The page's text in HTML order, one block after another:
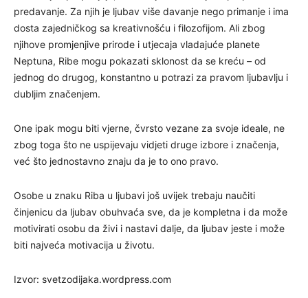
predavanje. Za njih je ljubav više davanje nego primanje i ima
dosta zajedničkog sa kreativnošću i filozofijom. Ali zbog
njihove promjenjive prirode i utjecaja vladajuće planete
Neptuna, Ribe mogu pokazati sklonost da se kreću – od
jednog do drugog, konstantno u potrazi za pravom ljubavlju i
dubljim značenjem.
One ipak mogu biti vjerne, čvrsto vezane za svoje ideale, ne
zbog toga što ne uspijevaju vidjeti druge izbore i značenja,
već što jednostavno znaju da je to ono pravo.
Osobe u znaku Riba u ljubavi još uvijek trebaju naučiti
činjenicu da ljubav obuhvaća sve, da je kompletna i da može
motivirati osobu da živi i nastavi dalje, da ljubav jeste i može
biti najveća motivacija u životu.
Izvor: svetzodijaka.wordpress.com